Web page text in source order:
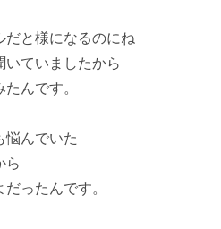
だと様になるのにね
いていましたから
んです。
悩んでいた
ら
ったんです。